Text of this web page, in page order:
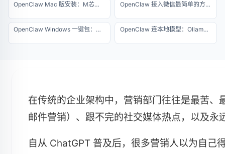
OpenClaw Mac 版安装：M芯片原生一键运行指南 OpenClaw 接入微信最简单的方法：零代码、防封号的终极指南
OpenClaw Windows 一键包：免环境配置极速版安装教程 OpenClaw 连本地模型：Ollama 离线运行零成本方案
在传统的企业架构中，营销部门往往是最苦、
邮件营销）、跟不完的社交媒体热点，以及
自从 ChatGPT 普及后，很多营销人以为自己